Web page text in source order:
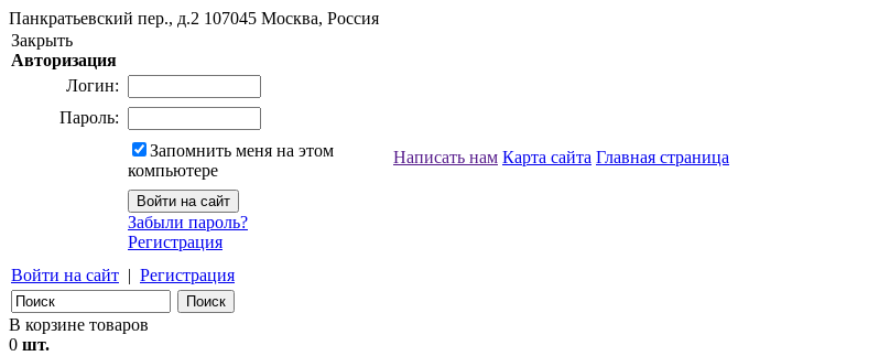
Панкратьевский пер., д.2 107045 Москва, Россия
Закрыть
Авторизация
Логин:
Пароль:
Запомнить меня на этом
компьютере
Забыли пароль?
Регистрация
Войти на сайт | Регистрация
Написать нам Карта сайта Главная страница
В корзине товаров
0 шт.